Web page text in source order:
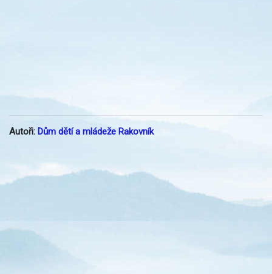
Autoři: Dům dětí a mládeže Rakovník